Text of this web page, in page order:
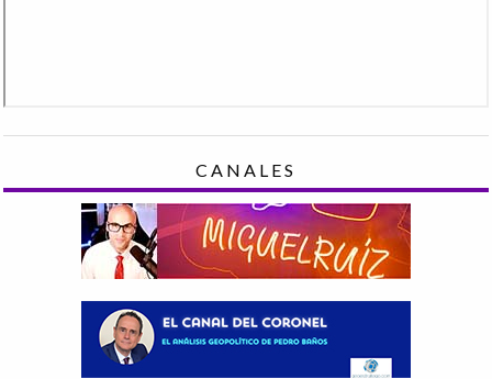
CANALES